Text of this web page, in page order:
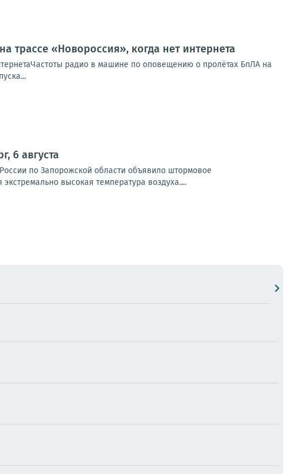
трассе «Новороссия», когда нет интернета
радио в машине по оповещению о пролётах БпЛА на
6 августа
по Запорожской области объявило штормовое
высокая температура воздуха....